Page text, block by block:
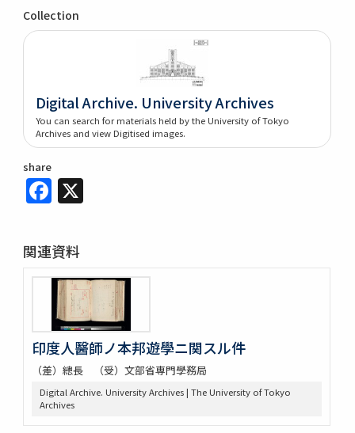
Collection
Digital Archive. University Archives
You can search for materials held by the University of Tokyo
Archives and view Digitised images.
share
Facebook
関連資料
印度人醫師ノ本邦遊學ニ関スル件
（差）總長 （受）文部省専門學務局
Digital Archive. University Archives | The University of Tokyo
Archives